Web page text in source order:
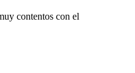
contentos con el